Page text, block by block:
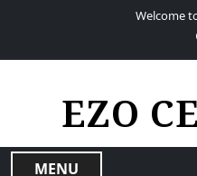
Welcome
EZO
MENU